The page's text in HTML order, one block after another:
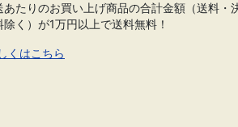
あたりのお買い上げ商品の合計金額（送料・
除く）が1万円以上で送料無料！
くはこちら